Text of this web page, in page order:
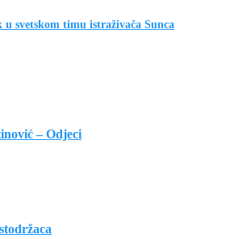
u svetskom timu istraživača Sunca
– Odjeci